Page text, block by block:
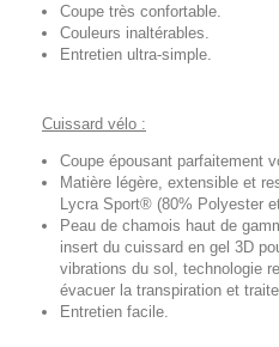
Coupe très confortable.
Couleurs inaltérables.
Entretien ultra-simple.
Cuissard vélo :
Coupe épousant parfaitement
Matière légère, extensible et
Lycra Sport® (80% Polyester
Peau de chamois haut de
insert du cuissard en gel 3D
vibrations du sol, technologie
évacuer la transpiration et
Entretien facile.